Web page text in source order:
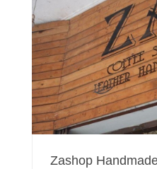
Zashop